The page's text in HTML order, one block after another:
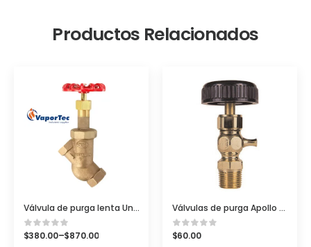
Productos Relacionados
Válvula de purga lenta United Brass 226UT
$380.00–$870.00
Válvulas de purga Apollo Conbraco (Tricocks)
$60.00